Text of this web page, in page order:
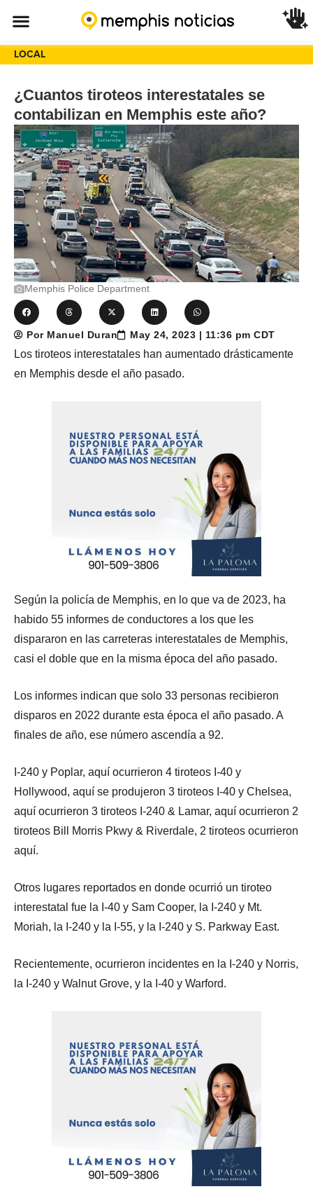
LOCAL
¿Cuantos tiroteos interestatales se
contabilizan en Memphis este año?
Memphis Police Department
Por Manuel Duran May 24, 2023 | 11:36 pm CDT
Los tiroteos interestatales han aumentado drásticamente
en Memphis desde el año pasado.
Según la policía de Memphis, en lo que va de 2023, ha
habido 55 informes de conductores a los que les
dispararon en las carreteras interestatales de Memphis,
casi el doble que en la misma época del año pasado.
Los informes indican que solo 33 personas recibieron
disparos en 2022 durante esta época el año pasado. A
finales de año, ese número ascendía a 92.
I-240 y Poplar, aquí ocurrieron 4 tiroteos I-40 y
Hollywood, aquí se produjeron 3 tiroteos I-40 y Chelsea,
aquí ocurrieron 3 tiroteos I-240 & Lamar, aquí ocurrieron 2
tiroteos Bill Morris Pkwy & Riverdale, 2 tiroteos ocurrieron
aquí.
Otros lugares reportados en donde ocurrió un tiroteo
interestatal fue la I-40 y Sam Cooper, la I-240 y Mt.
Moriah, la I-240 y la I-55, y la I-240 y S. Parkway East.
Recientemente, ocurrieron incidentes en la I-240 y Norris,
la I-240 y Walnut Grove, y la I-40 y Warford.